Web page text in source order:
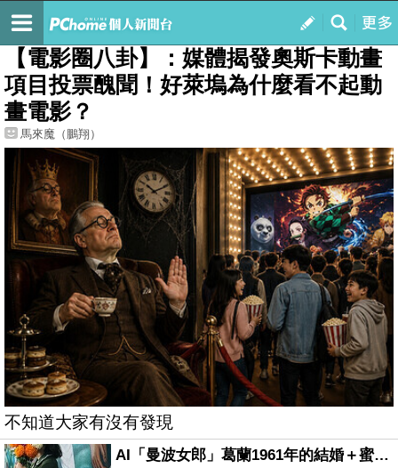
我的
最新文章
【電影圈八卦】：媒體揭發奧斯卡動畫
項目投票醜聞！好萊塢為什麼看不起動
畫電影？
馬來魔（鵬翔）
不知道大家有沒有發現
AI「曼波女郎」葛蘭1961年的結婚＋蜜月旅行 #戀上老電影 #葛蘭 #粟子